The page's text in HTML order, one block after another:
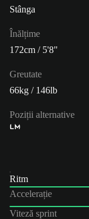
Stânga
Înălțime
172cm / 5'8"
Greutate
66kg / 146lb
Poziții alternative
LM
Ritm
Accelerație
Viteză sprint